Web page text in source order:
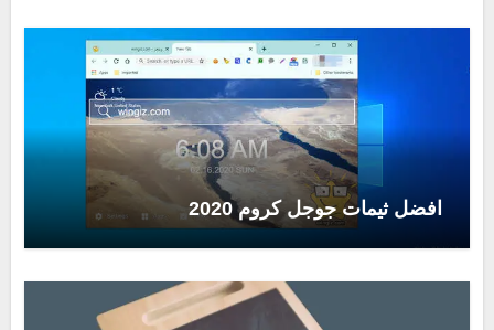
افضل ثيمات جوجل كروم 2020